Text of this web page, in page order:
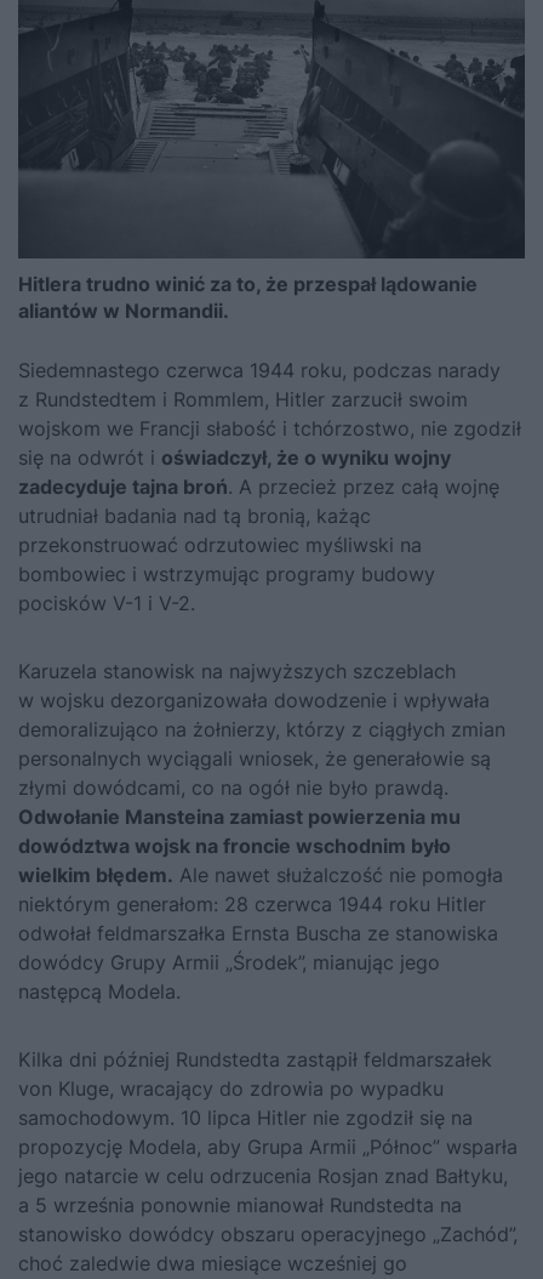
Hitlera trudno winić za to, że przespał lądowanie
aliantów w Normandii.
Siedemnastego czerwca 1944 roku, podczas narady
z Rundstedtem i Rommlem, Hitler zarzucił swoim
wojskom we Francji słabość i tchórzostwo, nie zgodził
się na odwrót i oświadczył, że o wyniku wojny
zadecyduje tajna broń. A przecież przez całą wojnę
utrudniał badania nad tą bronią, każąc
przekonstruować odrzutowiec myśliwski na
bombowiec i wstrzymując programy budowy
pocisków V-1 i V-2.
Karuzela stanowisk na najwyższych szczeblach
w wojsku dezorganizowała dowodzenie i wpływała
demoralizująco na żołnierzy, którzy z ciągłych zmian
personalnych wyciągali wniosek, że generałowie są
złymi dowódcami, co na ogół nie było prawdą.
Odwołanie Mansteina zamiast powierzenia mu
dowództwa wojsk na froncie wschodnim było
wielkim błędem. Ale nawet służalczość nie pomogła
niektórym generałom: 28 czerwca 1944 roku Hitler
odwołał feldmarszałka Ernsta Buscha ze stanowiska
dowódcy Grupy Armii „Środek”, mianując jego
następcą Modela.
Kilka dni później Rundstedta zastąpił feldmarszałek
von Kluge, wracający do zdrowia po wypadku
samochodowym. 10 lipca Hitler nie zgodził się na
propozycję Modela, aby Grupa Armii „Północ” wsparła
jego natarcie w celu odrzucenia Rosjan znad Bałtyku,
a 5 września ponownie mianował Rundstedta na
stanowisko dowódcy obszaru operacyjnego „Zachód”,
choć zaledwie dwa miesiące wcześniej go